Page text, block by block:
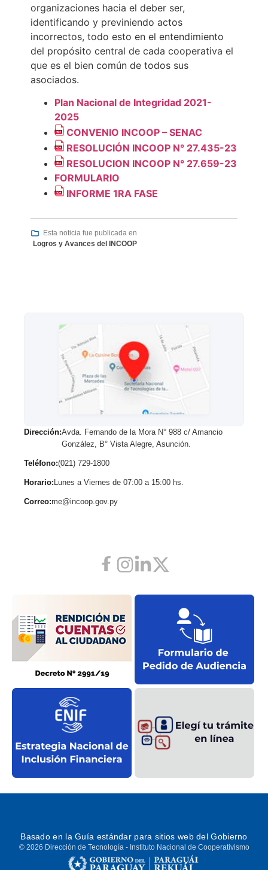
organizaciones hacia el deber ser,
identificando y previniendo actos
incorrectos, todo esto en el entendimiento
del propósito central de cada cooperativa el
que es el bien común de todos sus
asociados.
Plan Nacional de Integridad 2021-
2025
CONVENIO INCOOP – SENAC
RESOLUCIÓN INCOOP N° 27.435-23
RESOLUCION INCOOP N° 27.659-23
FORMULARIO
INFORME 1RA FASE
Esta noticia fue publicada en
Logros y Avances del INCOOP
Dirección:Avda. Fernando de la Mora N° 988 c/ Amancio
González, B° Vista Alegre, Asunción.
Teléfono:(021) 729-1800
Horario: Lunes a Viernes de 07:00 a 15:00 hs.
Correo:me@incoop.gov.py
Basado en laGuía estándar para sitios web del Gobierno
© 2026 Dirección de Tecnología - Instituto Nacional de Cooperativismo